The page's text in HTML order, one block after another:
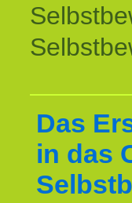
Das
in das